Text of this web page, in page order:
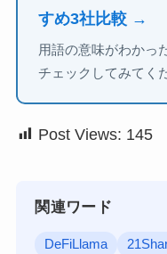
すめ3社比較 →
用語の意味がわかっ
チェックしてみてく
Post Views: 145
関連ワード
DeFiLlama